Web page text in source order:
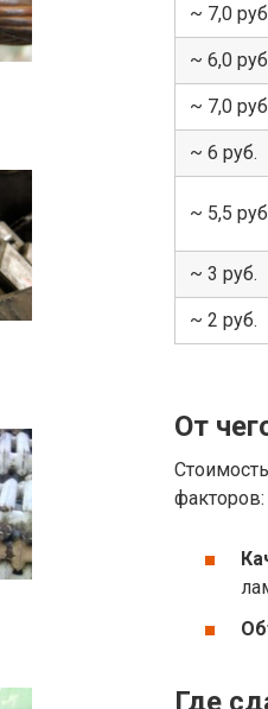
~ 7,0
~ 6,0
~ 7,0
~ 6 руб.
~ 5,5
~ 3 руб.
~ 2 руб.
От
факторов:
Где